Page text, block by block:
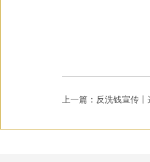
上一篇：反洗钱宣传